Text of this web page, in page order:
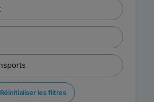
Réinitialiser les filtres